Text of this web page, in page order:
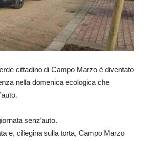
cittadino di Campo Marzo è diventato
nella domenica ecologica che
senz’auto.
e, ciliegina sulla torta, Campo Marzo